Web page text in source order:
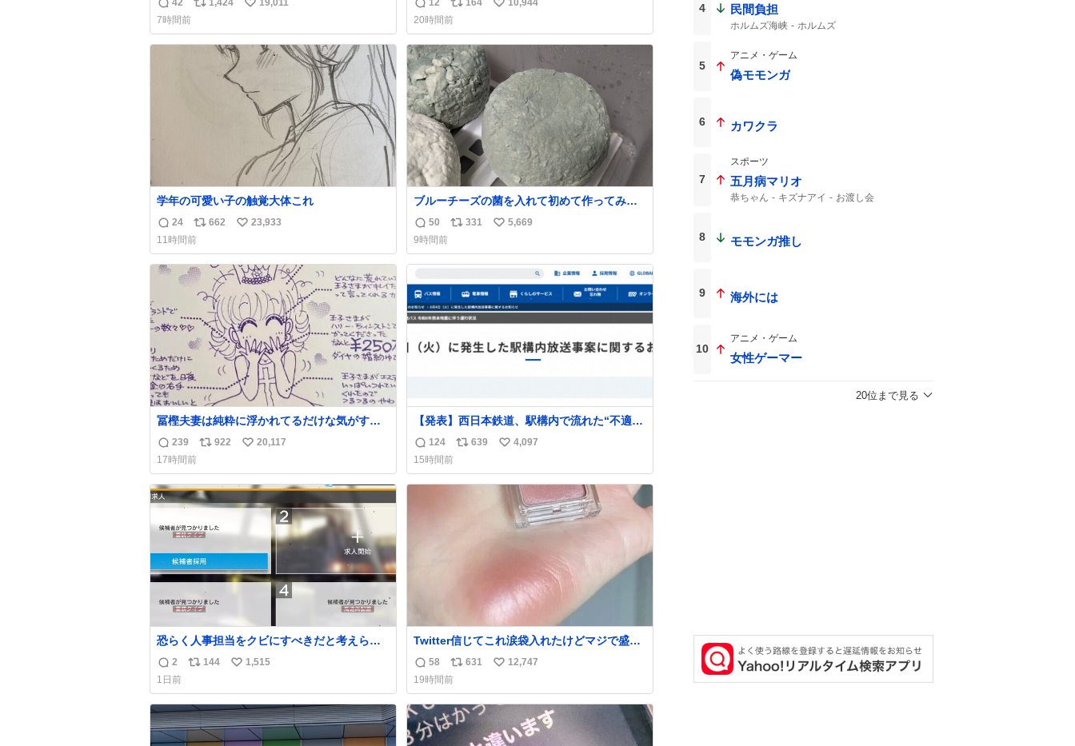
返
信
数
42
リ
ス
1,424
い
ね
19,011
7時間前
返
信
数
12
リ
ポ
ス
ト
数
164
い
ね
数
10,944
20時間前
学年の可愛い子の触覚大体これ
返
信
数
24
リ
ポ
ス
ト
数
662
い
ね
数
23,933
11時間前
ブルーチーズの菌を入れて初めて作ってみた
チーズなんだけど 本能でちょっとヤバいと思
っちゃう見た目だな
返
信
数
50
リ
ス
数
331
い
ね
5,669
9時間前
冨樫夫妻は純粋に浮かれてるだけな気がする
な〜 全アはここに自分の市場価値的なものを
上乗せするので、 すっぴん＆寝起きのボサボ
サ頭でも「今日も可愛いね」が止まらない。
放っておくと永遠に髪撫でてきて作業進まな
い() 156cm40kg、年中日焼け止めとお友達の
私より綺麗な手やめてもろて とか言う
返
信
数
239
リ
ス
ト
922
い
ね
数
20,117
17時間前
【発表】西日本鉄道、駅構内で流れた“不適切
音声”に声明「被害届も検討」
news.livedoor.com/article/detail… 4日に西
鉄福岡（天神）駅および薬院駅で発生した駅
構内放送事案について声明を公表した。「第
三者によって駅構内放送設備に外部から不正
に音声が流された可能性も含めて確認を実
返
信
数
124
リ
ス
639
い
ね
4,097
15時間前
恐らく人事担当をクビにすべきだと考えられ
るが‥‥‥
返
信
数
2
リ
ス
ト
144
い
ね
数
1,515
1日前
Twitter信じてこれ涙袋入れたけどマジで盛れ
た…ありがとう…
返
信
数
58
リ
ポ
ス
ト
631
い
ね
数
12,747
19時間前
4 民間負担
ホルムズ海峡 ホルムズ
5
アニメ・ゲーム
偽モモンガ
6 カワクラ
7
スポーツ
五月病マリオ
恭ちゃん キズナアイ お渡し会
8 モモンガ推し
9 海外には
10
アニメ・ゲーム
女性ゲーマー
20位まで見る